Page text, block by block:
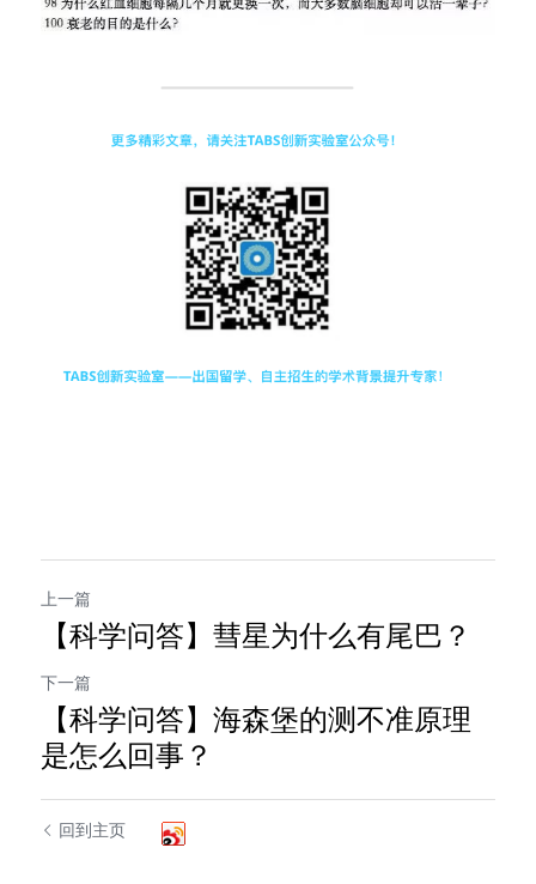
上一篇
【科学问答】彗星为什么有尾巴？
下一篇
【科学问答】海森堡的测不准原理
是怎么回事？
回到主页